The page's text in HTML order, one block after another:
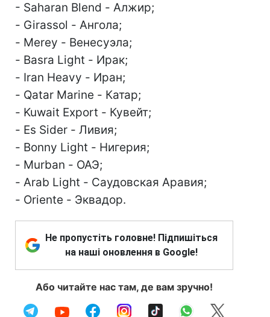
- Saharan Blend - Алжир;
- Girassol - Ангола;
- Merey - Венесуэла;
- Basra Light - Ирак;
- Iran Heavy - Иран;
- Qatar Marine - Катар;
- Kuwait Export - Кувейт;
- Es Sider - Ливия;
- Bonny Light - Нигерия;
- Murban - ОАЭ;
- Arab Light - Саудовская Аравия;
- Oriente - Эквадор.
Не пропустіть головне! Підпишіться
на наші оновлення в Google!
Або читайте нас там, де вам зручно!